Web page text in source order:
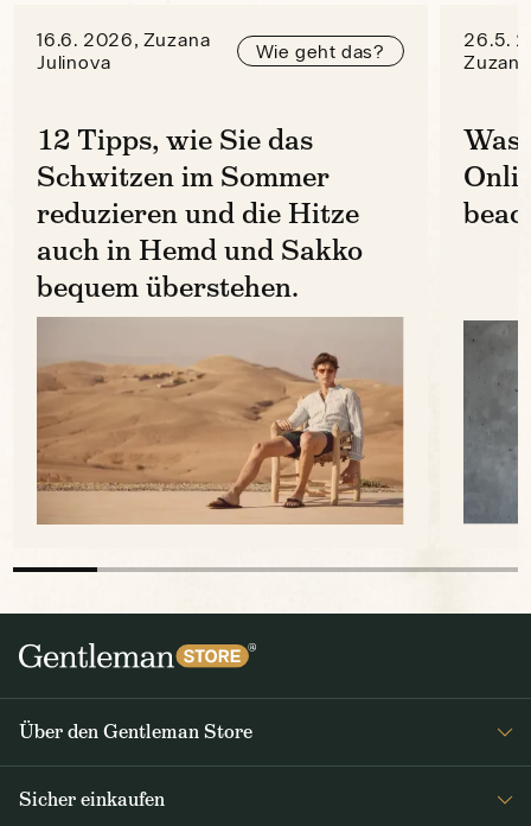
16.6. 2026, Zuzana
Julinova
Wie geht das?
12 Tipps, wie Sie das
Schwitzen im Sommer
reduzieren und die Hitze
auch in Hemd und Sakko
bequem überstehen.
26.5.
Was
Über den Gentleman Store
Sicher einkaufen